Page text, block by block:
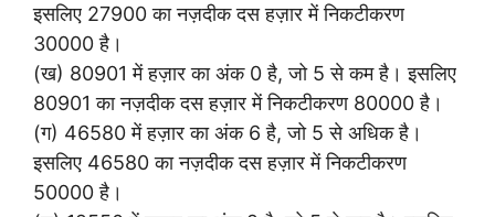
इसलिए 27900 का नज़दीक दस हज़ार में निकटीकरण
30000 है।
(ख) 80901 में हज़ार का अंक 0 है, जो 5 से कम है। इसलिए
80901 का नज़दीक दस हज़ार में निकटीकरण 80000 है।
(ग) 46580 में हज़ार का अंक 6 है, जो 5 से अधिक है।
इसलिए 46580 का नज़दीक दस हज़ार में निकटीकरण
50000 है।